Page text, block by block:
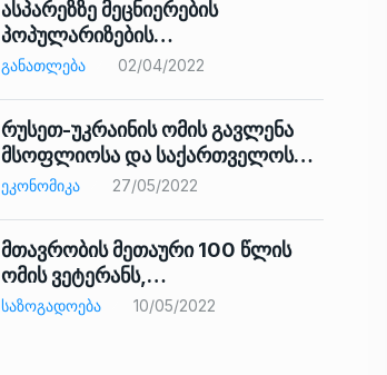
ასპარეზზე მეცნიერების
პოპულარიზების…
ᲒᲐᲜᲐᲗᲚᲔᲑᲐ 02/04/2022
რუსეთ-უკრაინის ომის გავლენა
მსოფლიოსა და საქართველოს…
ᲔᲙᲝᲜᲝᲛᲘᲙᲐ 27/05/2022
მთავრობის მეთაური 100 წლის
ომის ვეტერანს,…
ᲡᲐᲖᲝᲒᲐᲓᲝᲔᲑᲐ 10/05/2022